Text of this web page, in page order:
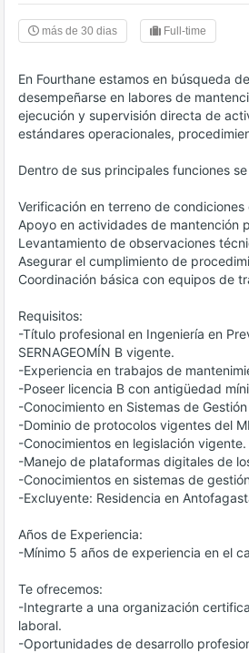
más de 30 dias Full-time
En Fourthane estamos en búsqueda
desempeñarse en labores de
ejecución y supervisión directa de
estándares operacionales,
Dentro de sus principales funciones
Verificación en terreno de
Apoyo en actividades de mantención
Levantamiento de observaciones
Asegurar el cumplimiento de
Coordinación básica con equipos de
Requisitos:
-Título profesional en Ingeniería en
SERNAGEOMÍN B vigente.
-Experiencia en trabajos de
-Poseer licencia B con antigüedad
-Conocimiento en Sistemas de
-Dominio de protocolos vigentes del
-Conocimientos en legislación vigente.
-Manejo de plataformas digitales de
-Conocimientos en sistemas de
-Excluyente: Residencia en
Años de Experiencia:
-Mínimo 5 años de experiencia en el
Te ofrecemos:
-Integrarte a una organización
laboral.
-Oportunidades de desarrollo